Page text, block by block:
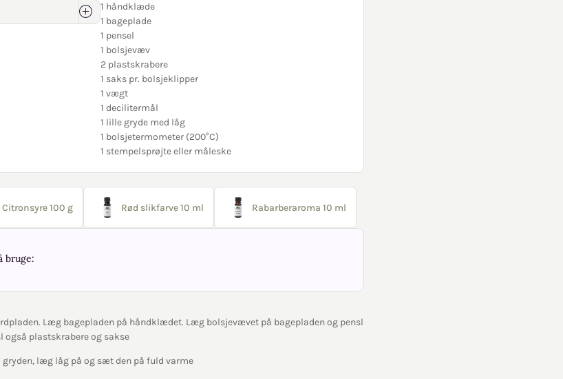
1 håndklæde
1 bageplade
1 pensel
1 bolsjevæv
2 plastskrabere
1 saks pr. bolsjeklipper
1 vægt
1 decilitermål
1 lille gryde med låg
1 bolsjetermometer (200°C)
1 stempelsprøjte eller måleske
Citronsyre 100 g Rød slikfarve 10 ml Rabarberaroma 10 ml
bruge:
Læg bagepladen på håndklædet. Læg bolsjevævet på bagepladen og pensl
også plastskrabere og sakse
læg låg på og sæt den på fuld varme